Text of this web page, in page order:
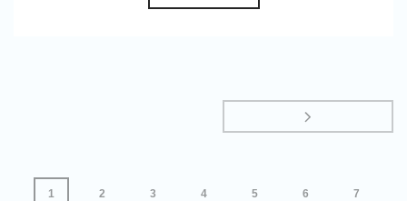
1 2 3 4 5 6 7